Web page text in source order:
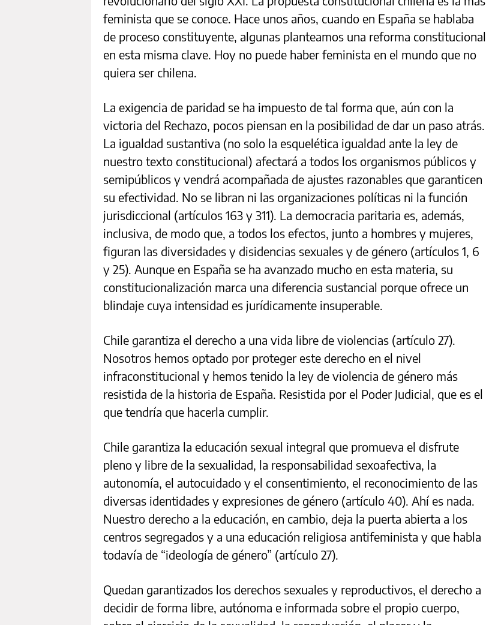
feminista que se conoce. Hace unos años, cuando en España se hablaba
de proceso constituyente, algunas planteamos una reforma constitucional
en esta misma clave. Hoy no puede haber feminista en el mundo que no
quiera ser chilena.
La exigencia de paridad se ha impuesto de tal forma que, aún con la
victoria del Rechazo, pocos piensan en la posibilidad de dar un paso atrás.
La igualdad sustantiva (no solo la esquelética igualdad ante la ley de
nuestro texto constitucional) afectará a todos los organismos públicos y
semipúblicos y vendrá acompañada de ajustes razonables que garanticen
su efectividad. No se libran ni las organizaciones políticas ni la función
jurisdiccional (artículos 163 y 311). La democracia paritaria es, además,
inclusiva, de modo que, a todos los efectos, junto a hombres y mujeres,
figuran las diversidades y disidencias sexuales y de género (artículos 1, 6
y 25). Aunque en España se ha avanzado mucho en esta materia, su
constitucionalización marca una diferencia sustancial porque ofrece un
blindaje cuya intensidad es jurídicamente insuperable.
Chile garantiza el derecho a una vida libre de violencias (artículo 27).
Nosotros hemos optado por proteger este derecho en el nivel
infraconstitucional y hemos tenido la ley de violencia de género más
resistida de la historia de España. Resistida por el Poder Judicial, que es el
que tendría que hacerla cumplir.
Chile garantiza la educación sexual integral que promueva el disfrute
pleno y libre de la sexualidad, la responsabilidad sexoafectiva, la
autonomía, el autocuidado y el consentimiento, el reconocimiento de las
diversas identidades y expresiones de género (artículo 40). Ahí es nada.
Nuestro derecho a la educación, en cambio, deja la puerta abierta a los
centros segregados y a una educación religiosa antifeminista y que habla
todavía de “ideología de género” (artículo 27).
Quedan garantizados los derechos sexuales y reproductivos, el derecho a
decidir de forma libre, autónoma e informada sobre el propio cuerpo,